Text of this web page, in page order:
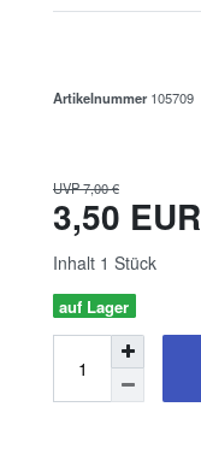
Artikelnummer 105709
UVP 7,00 €
3,50 EUR
Inhalt 1 Stück
auf Lager